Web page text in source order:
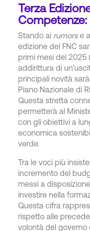
Terza
Stando ai rumorse
edizione del FNC
primi mesi del 2025
addirittura di
principali novità
Piano Nazionale di
Questa stretta
permetterà al
con gli obiettivi a
economica
verde.
Tra le voci più
incremento del
messi a
investire nella
Questa cifra
rispetto alle
volontà del governo